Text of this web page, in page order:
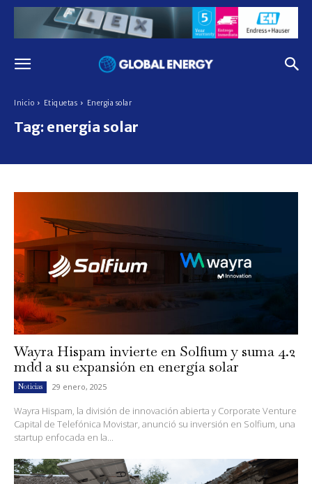
Inicio Etiquetas Energia solar
Tag: energia solar
Wayra Hispam invierte en Solfium y suma 4.2
mdd a su expansión en energía solar
Noticias 29 enero, 2025
Wayra Hispam, la división de innovación abierta y Corporate Venture
Capital de Telefónica Movistar, anunció su inversión en Solfium, una
startup enfocada en la...